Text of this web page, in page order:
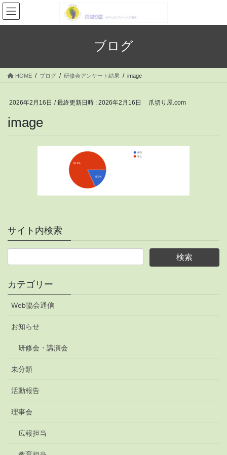
コ
ン
テ
ス
ナ
ビ
ゲ
ン
ブログ
HOME ブログ 研修会アンケート結果 image
2026年2月16日 / 最終更新日時 : 2026年2月16日 爪切り屋.com
image
サイト内検索
カテゴリー
Web協会通信
お知らせ
研修会・講演会
未分類
活動報告
理事会
広報担当